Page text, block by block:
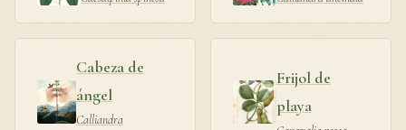
Cabeza de
ángel
Calliandra
Frijol de
playa